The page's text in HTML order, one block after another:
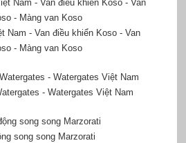
Nam - Van điều khiển Koso - Van
- Màng van Koso
- Watergates Việt Nam
song song Marzorati